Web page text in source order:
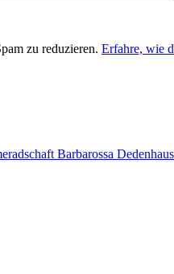
zu reduzieren. Erfahre, wie